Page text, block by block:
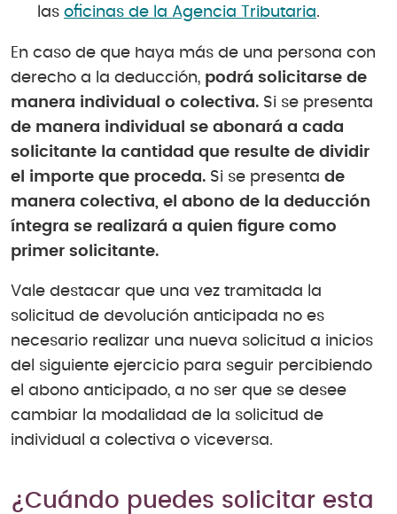
las oficinas de la Agencia Tributaria.
En caso de que haya más de una persona con
derecho a la deducción, podrá solicitarse de
manera individual o colectiva. Si se presenta
de manera individual se abonará a cada
solicitante la cantidad que resulte de dividir
el importe que proceda. Si se presenta de
manera colectiva, el abono de la deducción
íntegra se realizará a quien figure como
primer solicitante.
Vale destacar que una vez tramitada la
solicitud de devolución anticipada no es
necesario realizar una nueva solicitud a inicios
del siguiente ejercicio para seguir percibiendo
el abono anticipado, a no ser que se desee
cambiar la modalidad de la solicitud de
individual a colectiva o viceversa.
¿Cuándo puedes solicitar esta